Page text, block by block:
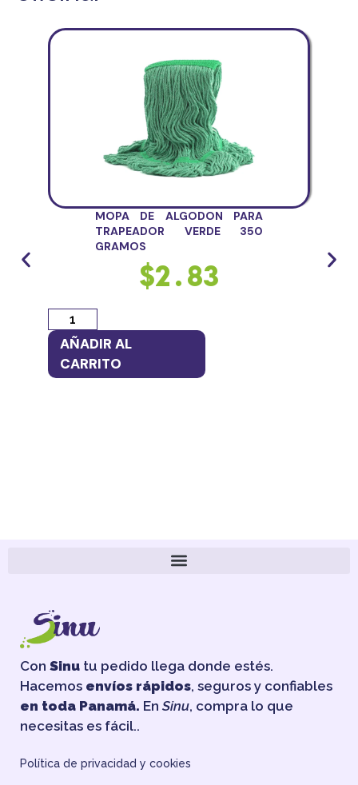
MOPA DE ALGODON PARA
TRAPEADOR VERDE 350
GRAMOS
$2.83
AÑADIR AL
CARRITO
Con Sinu tu pedido llega donde estés.
Hacemos envíos rápidos, seguros y confiables
en toda Panamá. En Sinu, compra lo que
necesitas es fácil..
Política de privacidad y cookies